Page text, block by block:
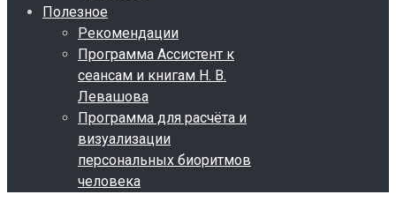
Полезное
Рекомендации
Программа Ассистент к
сеансам и книгам Н. В.
Левашова
Программа для расчёта и
визуализации
персональных биоритмов
человека